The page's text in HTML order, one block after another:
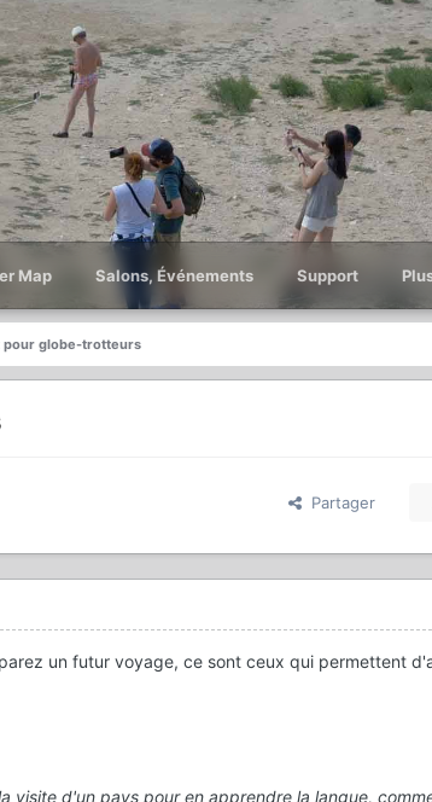
Map Salons, Événements Support
pour globe-trotteurs
Partager
un futur voyage, ce sont ceux qui permettent
visite d'un pays pour en apprendre la langue,